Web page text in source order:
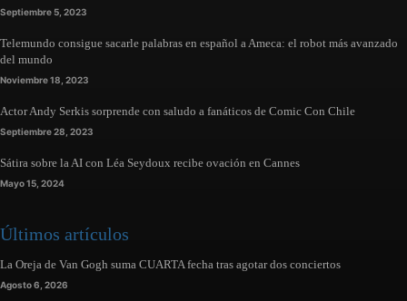
Septiembre 5, 2023
Telemundo consigue sacarle palabras en español a Ameca: el robot más avanzado
del mundo
Noviembre 18, 2023
Actor Andy Serkis sorprende con saludo a fanáticos de Comic Con Chile
Septiembre 28, 2023
Sátira sobre la AI con Léa Seydoux recibe ovación en Cannes
Mayo 15, 2024
Últimos artículos
La Oreja de Van Gogh suma CUARTA fecha tras agotar dos conciertos
Agosto 6, 2026